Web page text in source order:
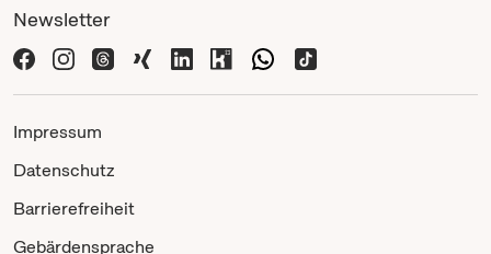
Newsletter
Impressum
Datenschutz
Barrierefreiheit
Gebärdensprache